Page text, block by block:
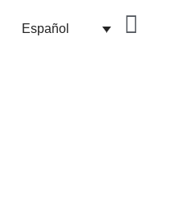
Español